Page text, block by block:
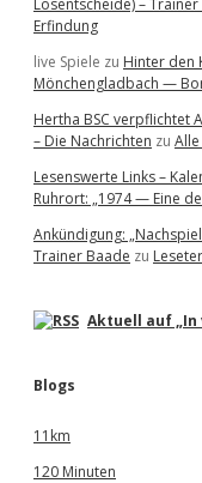
Losentscheide) –
Erfindung
live Spiele zu Hinter den
Mönchengladbach —
Hertha BSC verpflichtet
– Die Nachrichten zu
Lesenswerte Links –
Ruhrort: „1974 — Eine
Ankündigung:
Trainer Baade zu
Aktuell auf „In
Blogs
11km
120 Minuten